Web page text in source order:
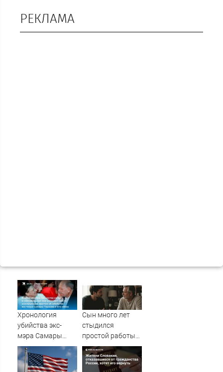
РЕКЛАМА
Хронология
убийства экс-
мэра Самары
Виктора Тархова
и его жены: шесть
шокирующих
Сын много лет
стыдился
простой работы
отца, пока не
узнал, ради чего
тот отказался от